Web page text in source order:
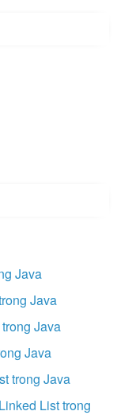
Java
Java
Java
Java
trong Java
List trong